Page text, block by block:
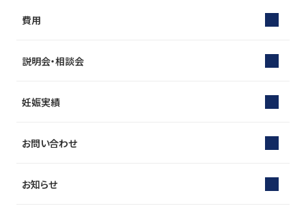
費用
説明会・相談会
妊娠実績
お問い合わせ
お知らせ